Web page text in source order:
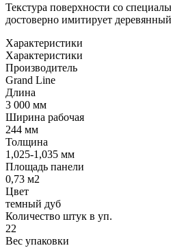
Текстура поверхности со
достоверно имитирует
Характеристики
Характеристики
Производитель
Grand Line
Длина
3 000 мм
Ширина рабочая
244 мм
Толщина
1,025-1,035 мм
Площадь панели
0,73 м2
Цвет
темный дуб
Количество штук в уп.
22
Вес упаковки